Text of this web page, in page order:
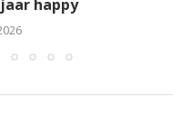
happy